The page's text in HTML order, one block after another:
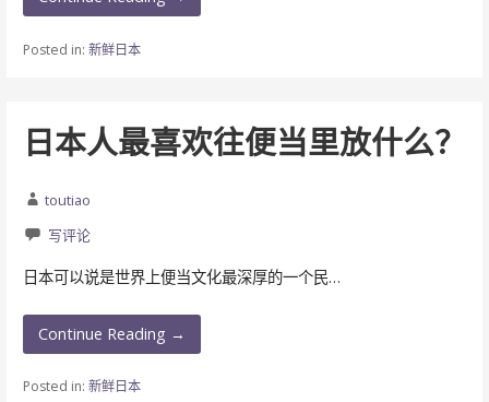
Posted in: 新鲜日本
日本人最喜欢往便当里放什么？
toutiao
写评论
日本可以说是世界上便当文化最深厚的一个民…
Continue Reading →
Posted in: 新鲜日本